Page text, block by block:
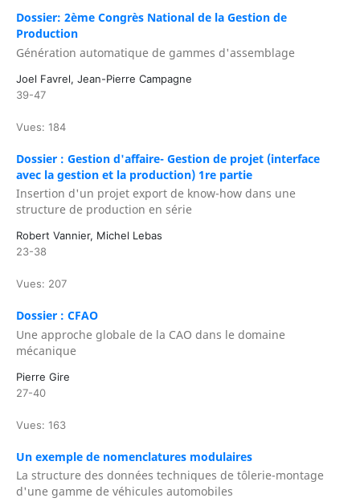
Dossier: 2ème Congrès National de la Gestion de
Production
Génération automatique de gammes d'assemblage
Joel Favrel, Jean-Pierre Campagne
39-47
Vues: 184
Dossier : Gestion d'affaire- Gestion de projet (interface
avec la gestion et la production) 1re partie
Insertion d'un projet export de know-how dans une
structure de production en série
Robert Vannier, Michel Lebas
23-38
Vues: 207
Dossier : CFAO
Une approche globale de la CAO dans le domaine
mécanique
Pierre Gire
27-40
Vues: 163
Un exemple de nomenclatures modulaires
La structure des données techniques de tôlerie-montage
d'une gamme de véhicules automobiles